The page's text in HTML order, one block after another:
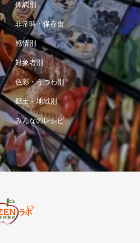
体調別
非常時・保存食
感情別
対象者別
色彩・うつわ別
郷土・地域別
みんなのレシピ